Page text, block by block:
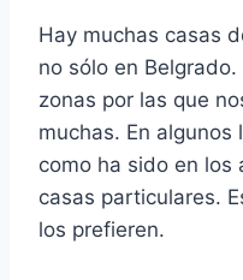
Hay muchas casas
no sólo en
zonas por las que
muchas. En
como ha sido en los
casas particulares.
los prefieren.